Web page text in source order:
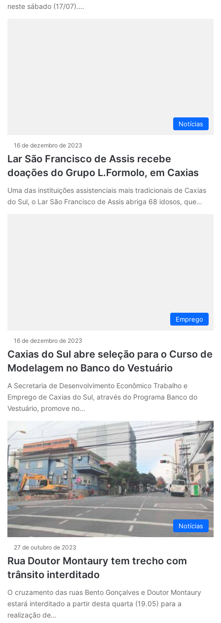
neste sábado (17/07).…
Notícias
16 de dezembro de 2023
Lar São Francisco de Assis recebe
doações do Grupo L.Formolo, em Caxias
Uma das instituições assistenciais mais tradicionais de Caxias
do Sul, o Lar São Francisco de Assis abriga 68 idosos, que…
Emprego
16 de dezembro de 2023
Caxias do Sul abre seleção para o Curso de
Modelagem no Banco do Vestuário
A Secretaria de Desenvolvimento Econômico Trabalho e
Emprego de Caxias do Sul, através do Programa Banco do
Vestuário, promove no…
Notícias
27 de outubro de 2023
Rua Doutor Montaury tem trecho com
trânsito interditado
O cruzamento das ruas Bento Gonçalves e Doutor Montaury
estará interditado a partir desta quarta (19.05) para a
realização de…